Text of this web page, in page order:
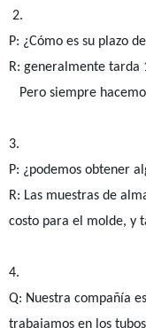
2.
P: ¿Cómo es su plazo
R: generalmente
Pero siempre
3.
P: ¿podemos obtener
R: Las muestras de
costo para el molde, y
4.
Q: Nuestra compañía
trabajamos en los